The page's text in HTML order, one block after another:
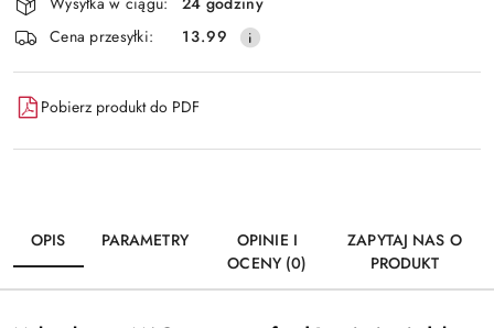
Cena przesyłki:
13.99
Pobierz produkt do PDF
OPIS PARAMETRY
OPINIE I
OCENY (0)
ZAPYTAJ NAS O
PRODUKT